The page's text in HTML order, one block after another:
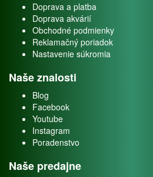
Doprava a platba
Doprava akvárií
Obchodné podmienky
Reklamačný poriadok
Nastavenie súkromia
Naše znalosti
Blog
Facebook
Youtube
Instagram
Poradenstvo
Naše predajne